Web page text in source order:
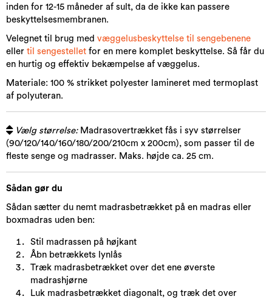
inden for 12-15 måneder af sult, da de ikke kan passere
beskyttelsesmembranen.
Velegnet til brug med væggelusbeskyttelse til sengebenene
eller til sengestellet for en mere komplet beskyttelse. Så får du
en hurtig og effektiv bekæmpelse af væggelus.
Materiale: 100 % strikket polyester lamineret med termoplast
af polyuteran.
Vælg størrelse:Madrasovertrækket fås i syv størrelser
(90/120/140/160/180/200/210cm x 200cm), som passer til de
fleste senge og madrasser. Maks. højde ca. 25 cm.
Sådan gør du
Sådan sætter du nemt madrasbetrækket på en madras eller
boxmadras uden ben:
Stil madrassen på højkant
Åbn betrækkets lynlås
Træk madrasbetrækket over det ene øverste
madrashjørne
Luk madrasbetrækket diagonalt, og træk det over